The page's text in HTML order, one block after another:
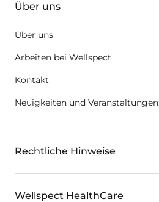
Über uns
Über uns
Arbeiten bei Wellspect
Kontakt
Neuigkeiten und Veranstaltungen
Rechtliche Hinweise
Wellspect HealthCare